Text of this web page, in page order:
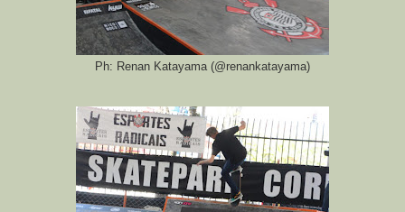
Ph: Renan Katayama (@renankatayama)